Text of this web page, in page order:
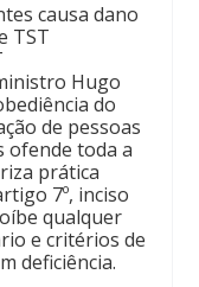
causa dano
TST
Hugo
do
de pessoas
ofende toda a
prática
7º, inciso
qualquer
e critérios de
deficiência.